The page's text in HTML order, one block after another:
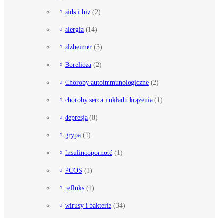
aids i hiv (2)
alergia (14)
alzheimer (3)
Borelioza (2)
Choroby autoimmunologiczne (2)
choroby serca i układu krążenia (1)
depresja (8)
grypa (1)
Insulinooporność (1)
PCOS (1)
refluks (1)
wirusy i bakterie (34)